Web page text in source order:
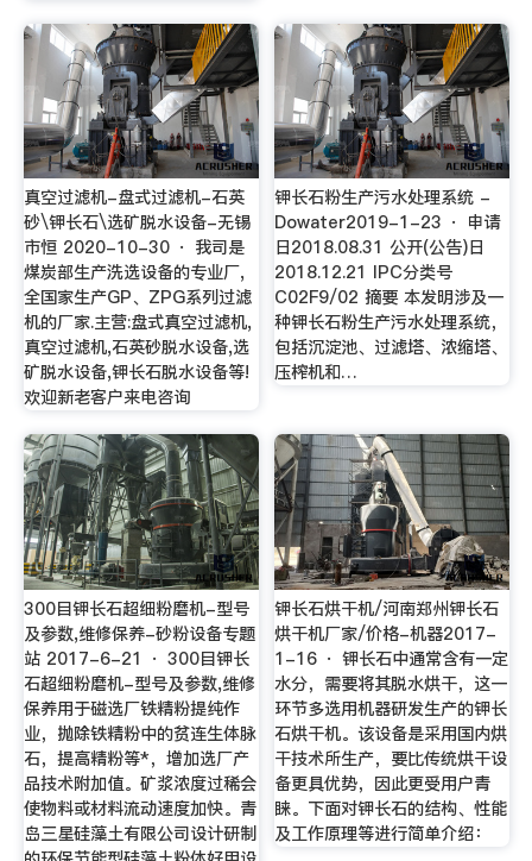
真空过滤机-盘式过滤机-石英
砂\钾长石\选矿脱水设备-无锡
市恒 2020-10-30 · 我司是
煤炭部生产洗选设备的专业厂,
全国家生产GP、ZPG系列过滤
机的厂家.主营:盘式真空过滤机,
真空过滤机,石英砂脱水设备,选
矿脱水设备,钾长石脱水设备等!
欢迎新老客户来电咨询
钾长石粉生产污水处理系统 -
Dowater2019-1-23 · 申请
日2018.08.31 公开(公告)日
2018.12.21 IPC分类号
C02F9/02 摘要 本发明涉及一
种钾长石粉生产污水处理系统，
包括沉淀池、过滤塔、浓缩塔、
压榨机和…
300目钾长石超细粉磨机-型号
及参数,维修保养-砂粉设备专题
站 2017-6-21 · 300目钾长
石超细粉磨机-型号及参数,维修
保养用于磁选厂铁精粉提纯作
业，抛除铁精粉中的贫连生体脉
石，提高精粉等*，增加选厂产
品技术附加值。矿浆浓度过稀会
使物料或材料流动速度加快。青
岛三星硅藻土有限公司设计研制
钾长石烘干机/河南郑州钾长石
烘干机厂家/价格-机器2017-
1-16 · 钾长石中通常含有一定
水分，需要将其脱水烘干，这一
环节多选用机器研发生产的钾长
石烘干机。该设备是采用国内烘
干技术所生产，要比传统烘干设
备更具优势，因此更受用户青
睐。下面对钾长石的结构、性能
及工作原理等进行简单介绍：